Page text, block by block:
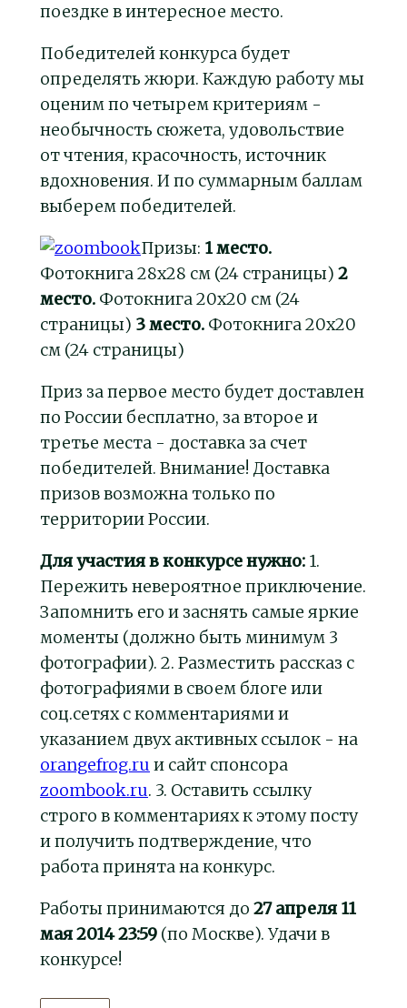
поездке в интересное место.
Победителей конкурса будет
определять жюри. Каждую работу мы
оценим по четырем критериям -
необычность сюжета, удовольствие
от чтения, красочность, источник
вдохновения. И по суммарным баллам
выберем победителей.
Призы: 1 место.
Фотокнига 28х28 см (24 страницы) 2
место. Фотокнига 20х20 см (24
страницы) 3 место. Фотокнига 20х20
см (24 страницы)
Приз за первое место будет доставлен
по России бесплатно, за второе и
третье места - доставка за счет
победителей. Внимание! Доставка
призов возможна только по
территории России.
Для участия в конкурсе нужно: 1.
Пережить невероятное приключение.
Запомнить его и заснять самые яркие
моменты (должно быть минимум 3
фотографии). 2. Разместить рассказ с
фотографиями в своем блоге или
соц.сетях с комментариями и
указанием двух активных ссылок - на
orangefrog.ru и сайт спонсора
zoombook.ru. 3. Оставить ссылку
строго в комментариях к этому посту
и получить подтверждение, что
работа принята на конкурс.
Работы принимаются до 27 апреля 11
мая 2014 23:59 (по Москве). Удачи в
конкурсе!